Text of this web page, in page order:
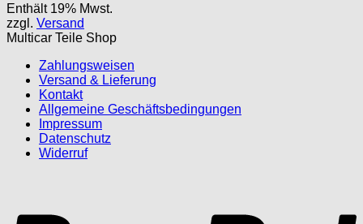
Enthält 19% Mwst.
zzgl. Versand
Multicar Teile Shop
Zahlungsweisen
Versand & Lieferung
Kontakt
Allgemeine Geschäftsbedingungen
Impressum
Datenschutz
Widerruf